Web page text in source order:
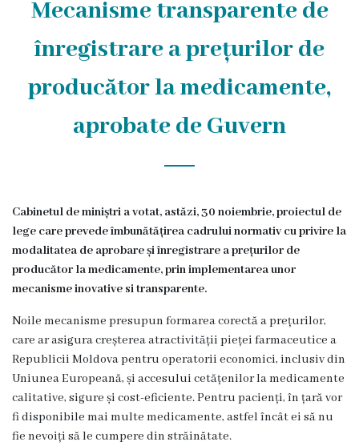
Regulament
intern
Transparență
Anunțuri
participare
Achiziții
publice
Rapoarte
Contracte
Posturi
Mecanisme transparente de
înregistrare a prețurilor de
producător la medicamente,
aprobate de Guvern
Cabinetul de miniștri a votat, astăzi, 30 noiembrie, proiectul de
lege care prevede îmbunătățirea cadrului normativ cu privire la
modalitatea de aprobare și înregistrare a prețurilor de
producător la medicamente, prin implementarea unor
mecanisme inovative si transparente.
Noile mecanisme presupun formarea corectă a prețurilor,
care ar asigura creșterea atractivității pieței farmaceutice a
Republicii Moldova pentru operatorii economici, inclusiv din
Uniunea Europeană, și accesului cetățenilor la medicamente
calitative, sigure și cost-eficiente. Pentru pacienți, în țară vor
fi disponibile mai multe medicamente, astfel încât ei să nu
fie nevoiți să le cumpere din străinătate.